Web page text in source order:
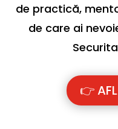
de practică,
de care ai
👉